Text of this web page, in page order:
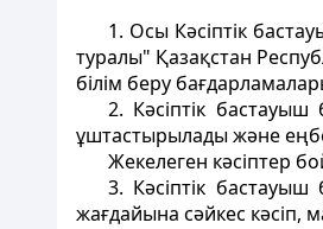
1. Осы Кәсiптiк
туралы" Қазақстан
білім беру
2. Кәсiптік бастауыш
ұштастырылады және
Жекелеген кәсiптер
3. Кәсiптiк бастауыш
жағдайына сәйкес кәсiп,